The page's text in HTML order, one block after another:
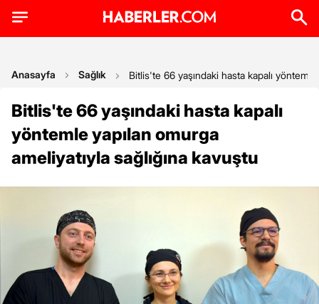
Anasayfa Sağlık Bitlis'te 66 yaşındaki hasta kapalı
Bitlis'te 66 yaşındaki hasta kapalı
yöntemle yapılan omurga
ameliyatıyla sağlığına kavuştu